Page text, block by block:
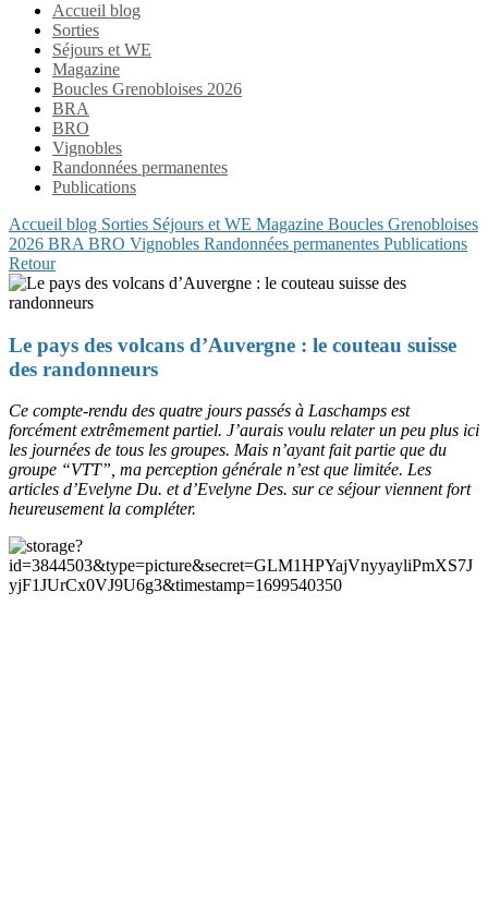
Accueil blog
Sorties
Séjours et WE
Magazine
Boucles Grenobloises 2026
BRA
BRO
Vignobles
Randonnées permanentes
Publications
Accueil blog Sorties Séjours et WE Magazine Boucles Grenobloises
2026 BRA BRO Vignobles Randonnées permanentes Publications
Retour
Le pays des volcans d’Auvergne : le couteau suisse
des randonneurs
Ce compte-rendu des quatre jours passés à Laschamps est
forcément extrêmement partiel. J’aurais voulu relater un peu plus ici
les journées de tous les groupes. Mais n’ayant fait partie que du
groupe “VTT”, ma perception générale n’est que limitée. Les
articles d’Evelyne Du. et d’Evelyne Des. sur ce séjour viennent fort
heureusement la compléter.